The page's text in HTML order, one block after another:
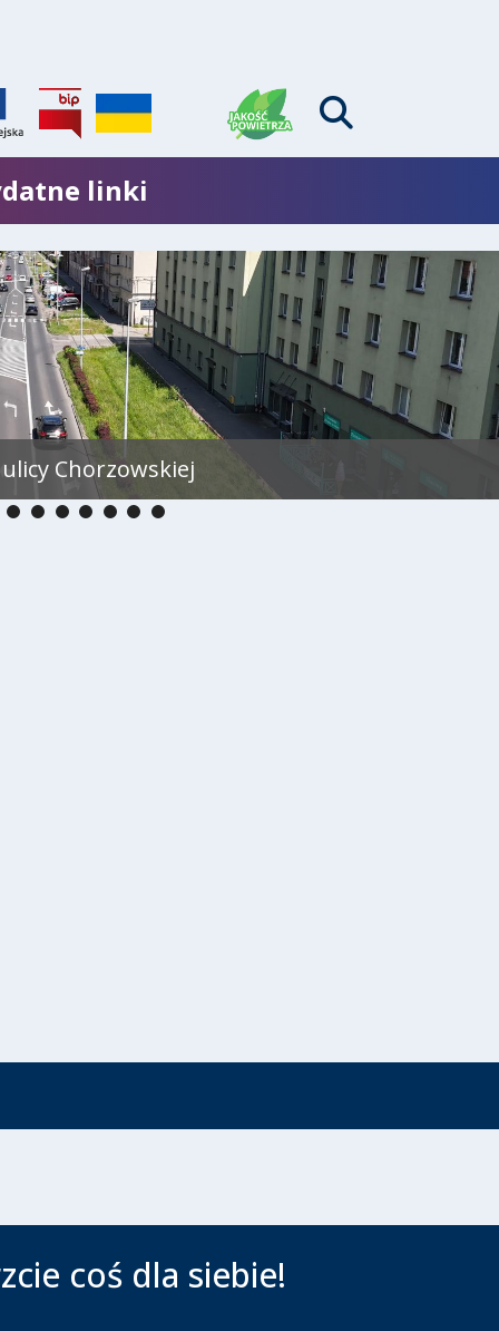
linki
Chorzowskiej
coś dla siebie!